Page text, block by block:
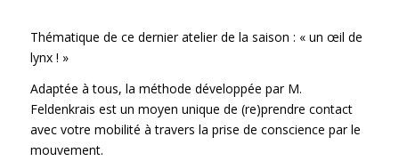
Thématique de ce dernier atelier de la saison : « un œil de
lynx ! »
Adaptée à tous, la méthode développée par M.
Feldenkrais est un moyen unique de (re)prendre contact
avec votre mobilité à travers la prise de conscience par le
mouvement.